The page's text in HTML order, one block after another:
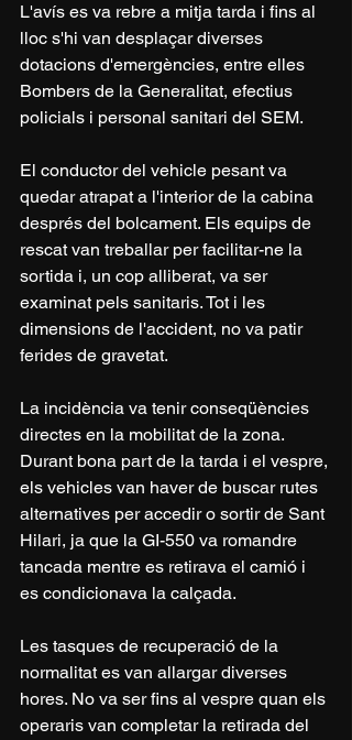
L'avís es va rebre a mitja tarda i fins al
lloc s'hi van desplaçar diverses
dotacions d'emergències, entre elles
Bombers de la Generalitat, efectius
policials i personal sanitari del SEM.
El conductor del vehicle pesant va
quedar atrapat a l'interior de la cabina
després del bolcament. Els equips de
rescat van treballar per facilitar-ne la
sortida i, un cop alliberat, va ser
examinat pels sanitaris. Tot i les
dimensions de l'accident, no va patir
ferides de gravetat.
La incidència va tenir conseqüències
directes en la mobilitat de la zona.
Durant bona part de la tarda i el vespre,
els vehicles van haver de buscar rutes
alternatives per accedir o sortir de Sant
Hilari, ja que la GI-550 va romandre
tancada mentre es retirava el camió i
es condicionava la calçada.
Les tasques de recuperació de la
normalitat es van allargar diverses
hores. No va ser fins al vespre quan els
operaris van completar la retirada del